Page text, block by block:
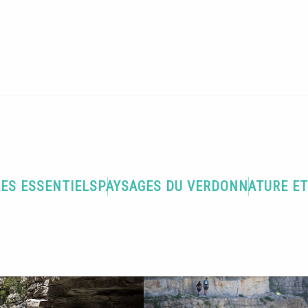
ESSENTIELSPAYSAGES DU VERDONNATURE
de Saint Pierre
BALADE À PIED